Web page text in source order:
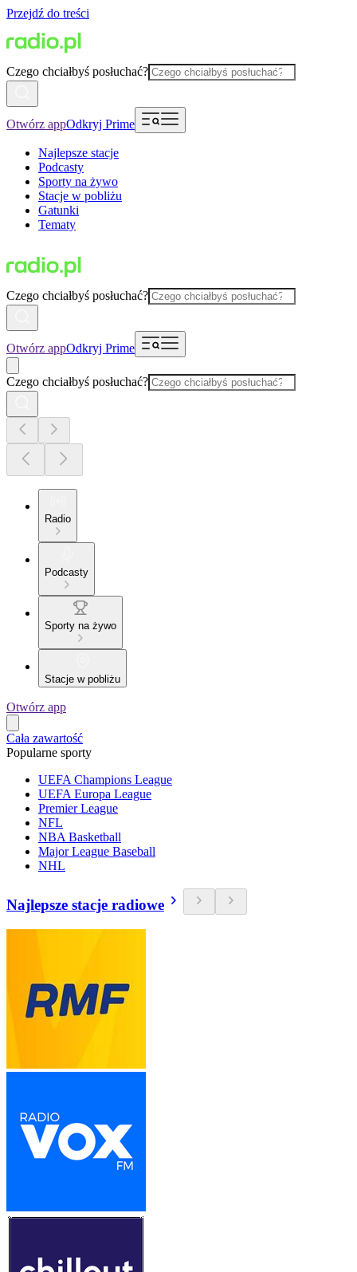
Przejdź do treści
Czego chciałbyś posłuchać?
Otwórz appOdkryj Prime
Najlepsze stacje
Podcasty
Sporty na żywo
Stacje w pobliżu
Gatunki
Tematy
Czego chciałbyś posłuchać?
Otwórz appOdkryj Prime
Czego chciałbyś posłuchać?
Radio
Podcasty
Sporty na żywo
Stacje w pobliżu
Otwórz app
Cała zawartość
Popularne sporty
UEFA Champions League
UEFA Europa League
Premier League
NFL
NBA Basketball
Major League Baseball
NHL
Najlepsze stacje radiowe